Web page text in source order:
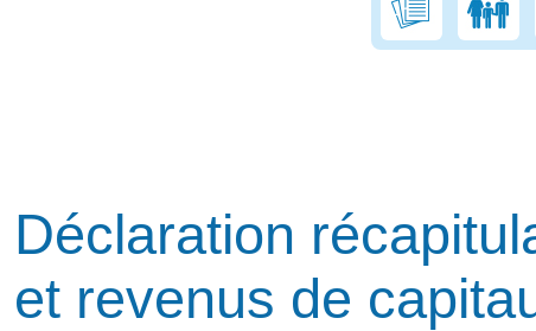
Déclaration
et revenus de